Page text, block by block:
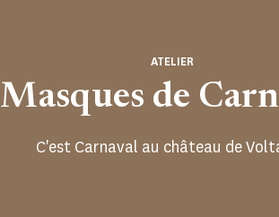
Masques de
ATELIER
C'est Carnaval au château de